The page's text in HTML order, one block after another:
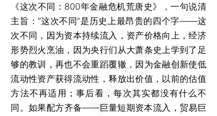
《这次不同：800年金融危机荒唐史》，一句说清
主旨：“这次不同”是历史上最昂贵的四个字——这
次不同，因为资本持续流入，资产价格向上，经济
形势烈火烹油，因为央行们从大萧条史上学到了足
够的教训，再也不会重蹈覆辙，因为金融创新使低
流动性资产获得流动性，释放出价值，以前的估值
方法不再适用；事后看，每次其实都没有什么不
同。如果配方齐备——巨量短期资本流入，贸易巨